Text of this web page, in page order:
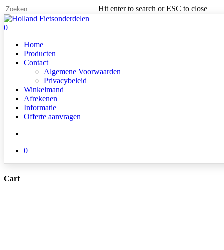
Skip
to
main
Hit enter to search or ESC to close
Close
Search
search
0
Home
Producten
Contact
Algemene Voorwaarden
Privacybeleid
Winkelmand
Afrekenen
Informatie
Offerte aanvragen
0
Cart